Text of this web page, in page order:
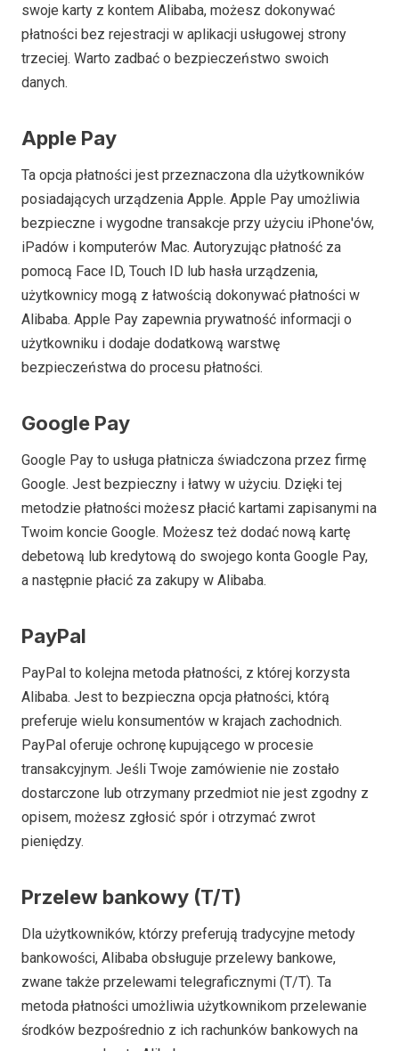
swoje karty z kontem Alibaba, możesz dokonywać
płatności bez rejestracji w aplikacji usługowej strony
trzeciej. Warto zadbać o bezpieczeństwo swoich
danych.
Apple Pay
Ta opcja płatności jest przeznaczona dla użytkowników
posiadających urządzenia Apple. Apple Pay umożliwia
bezpieczne i wygodne transakcje przy użyciu iPhone'ów,
iPadów i komputerów Mac. Autoryzując płatność za
pomocą Face ID, Touch ID lub hasła urządzenia,
użytkownicy mogą z łatwością dokonywać płatności w
Alibaba. Apple Pay zapewnia prywatność informacji o
użytkowniku i dodaje dodatkową warstwę
bezpieczeństwa do procesu płatności.
Google Pay
Google Pay to usługa płatnicza świadczona przez firmę
Google. Jest bezpieczny i łatwy w użyciu. Dzięki tej
metodzie płatności możesz płacić kartami zapisanymi na
Twoim koncie Google. Możesz też dodać nową kartę
debetową lub kredytową do swojego konta Google Pay,
a następnie płacić za zakupy w Alibaba.
PayPal
PayPal to kolejna metoda płatności, z której korzysta
Alibaba. Jest to bezpieczna opcja płatności, którą
preferuje wielu konsumentów w krajach zachodnich.
PayPal oferuje ochronę kupującego w procesie
transakcyjnym. Jeśli Twoje zamówienie nie zostało
dostarczone lub otrzymany przedmiot nie jest zgodny z
opisem, możesz zgłosić spór i otrzymać zwrot
pieniędzy.
Przelew bankowy (T/T)
Dla użytkowników, którzy preferują tradycyjne metody
bankowości, Alibaba obsługuje przelewy bankowe,
zwane także przelewami telegraficznymi (T/T). Ta
metoda płatności umożliwia użytkownikom przelewanie
środków bezpośrednio z ich rachunków bankowych na